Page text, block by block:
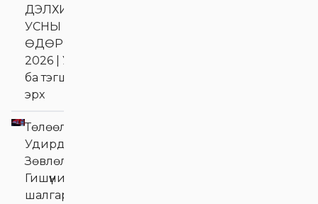
ДЭЛХИЙН
УСНЫ
ӨДӨР
2026 | Ус
ба тэгш
эрх
Төлөөлөн
Удирдах
Зөвлөлийн
Гишүүний сонгон
шалгаруулалтын